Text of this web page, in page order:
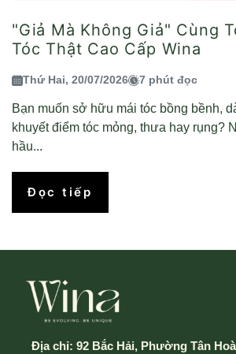
"Giả Mà Không Giả" Cùng
Tóc Thật Cao Cấp Wina
Thứ Hai, 20/07/2026 7 phút đọc
Bạn muốn sở hữu mái tóc bồng bềnh,
khuyết điểm tóc mỏng, thưa hay rụng?
hầu...
Đọc tiếp
Địa chỉ: 92 Bắc Hải, Phường Tân